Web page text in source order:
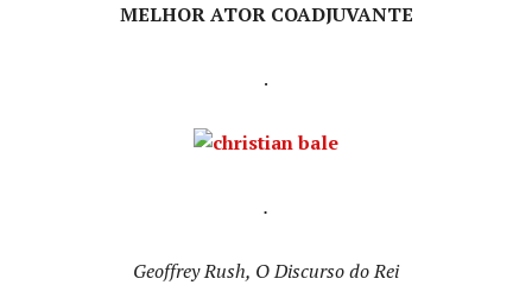
MELHOR ATOR COADJUVANTE
.
.
Geoffrey Rush, O Discurso do Rei